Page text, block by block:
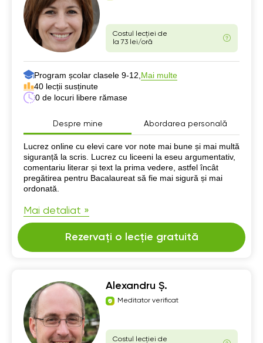
Costul lecției de
la 73 lei/oră
Program școlar clasele 9-12, Mai multe
40 lecții susținute
0 de locuri libere rămase
Despre mine Abordarea personală
Despre mine
Lucrez online cu elevi care vor note mai bune și mai multă
siguranță la scris. Lucrez cu liceeni la eseu argumentativ,
comentariu literar și text la prima vedere, astfel încât
pregătirea pentru Bacalaureat să fie mai sigură și mai
ordonată.
Mai detaliat »
Rezervați o lecție gratuită
Alexandru Ș.
Meditator verificat
Costul lecției de